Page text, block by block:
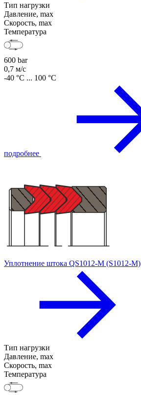
Тип нагрузки
Давление, max
Скорость, max
Температура
600 bar
0,7 м/с
-40 °C ... 100 °C
подробнее
Уплотнение штока QS1012-M (S1012-M)
Тип нагрузки
Давление, max
Скорость, max
Температура